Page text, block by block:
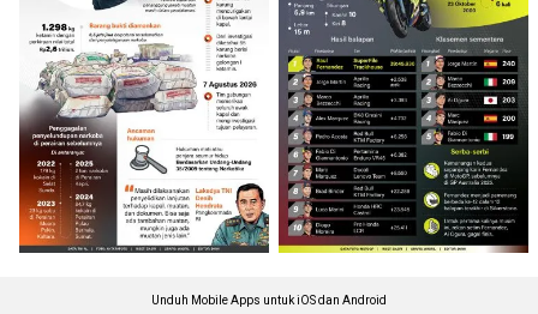
Unduh Mobile Apps untuk iOS dan Android